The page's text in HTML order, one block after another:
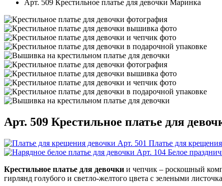
Арт. 509 Крестильное платье для девочки Маринка
Арт. 509 Крестильное платье для
Арт. 501 Платье для
Арт. 104 Белое
Крестильное платье для девочки и чепчик – роскошный
гирлянд голубого и светло-желтого цвета с зелеными